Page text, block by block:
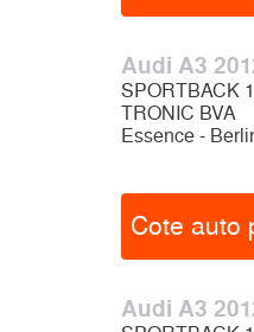
Audi A3
SPORTBACK
TRONIC BVA
Essence -
Cote auto
Audi A3